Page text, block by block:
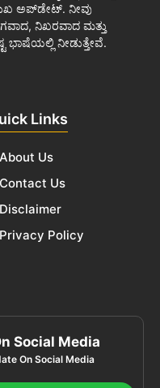
ಅಪ್‌ಡೇಟ್. ನೀವು
ನಿಖರವಾದ ಮತ್ತು
ಭಾಷೆಯಲ್ಲಿ ನೀಡುತ್ತೇವೆ.
Links
About Us
Contact Us
Disclaimer
Privacy Policy
Social Media
On Social Media